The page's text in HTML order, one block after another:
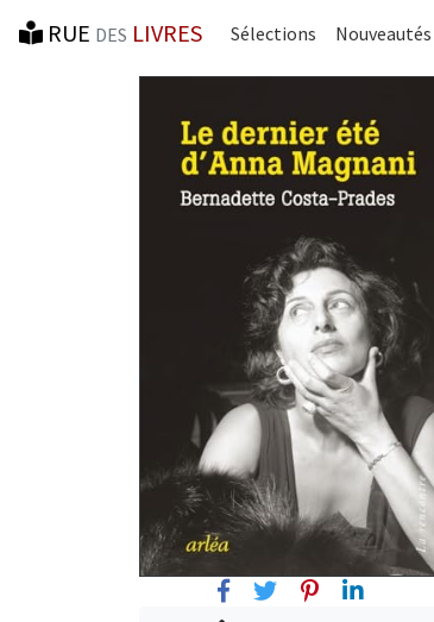
RUE DES LIVRES Sélections Nouveautés
FacebookTwitterPinterest
Linkedin